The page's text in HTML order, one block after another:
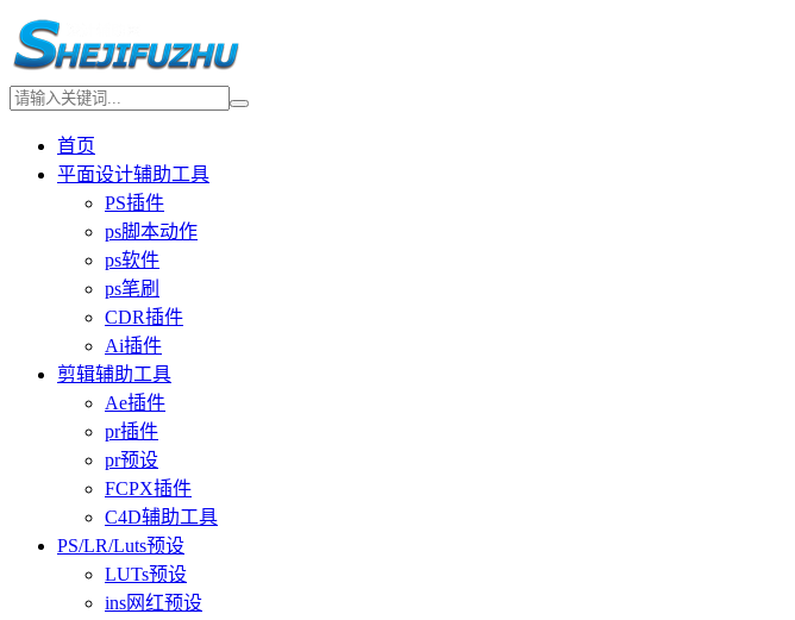
首页
平面设计辅助工具
PS插件
ps脚本动作
ps软件
ps笔刷
CDR插件
Ai插件
剪辑辅助工具
Ae插件
pr插件
pr预设
FCPX插件
C4D辅助工具
PS/LR/Luts预设
LUTs预设
ins网红预设